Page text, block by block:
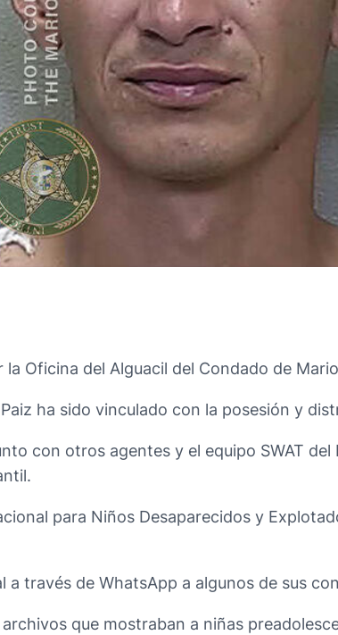
Oficina del Alguacil del Condado de
ha sido vinculado con la posesión y
con otros agentes y el equipo SWAT
para Niños Desaparecidos y
través de WhatsApp a algunos de sus
que mostraban a niñas